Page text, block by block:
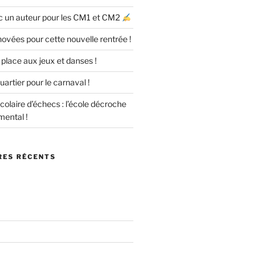
un auteur pour les CM1 et CM2
pour cette nouvelle rentrée !
place aux jeux et danses !
pour le carnaval !
d’échecs : l’école décroche
!
RÉCENTS